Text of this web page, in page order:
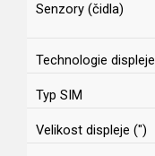
Senzory (čidla)
Technologie displeje
Typ SIM
Velikost displeje (")